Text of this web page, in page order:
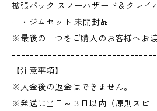
拡張パック スノーハザード＆クレイ
ー・ジムセット 未開封品
※最後の一つをご購入のお客様へお渡
【注意事項】
※入金後の返金はできません。
※発送は当日～３日以内（原則スピ